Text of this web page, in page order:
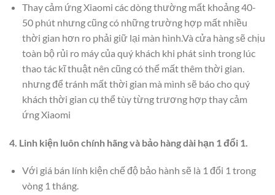
Thay cảm ứng Xiaomi các dòng thường mất khoảng 40-
50 phút nhưng cũng có những trường hợp mất nhiều
thời gian hơn ro phải giữ lại màn hình.Và cửa hàng sẽ chịu
toàn bộ rủi ro máy của quý khách khi phát sinh trong lúc
thao tác kĩ thuật nên cũng có thể mất thêm thời gian.
nhưng để tránh mất thời gian mà mình sẽ báo cho quý
khách thời gian cụ thể tùy từng trương hợp thay cảm
ứng Xiaomi
4. Linh kiện luôn chính hãng và bảo hàng dài hạn 1 đổi 1.
Với giá bán lính kiện chế độ bảo hành sẽ là 1 đổi 1 trong
vòng 1 tháng.